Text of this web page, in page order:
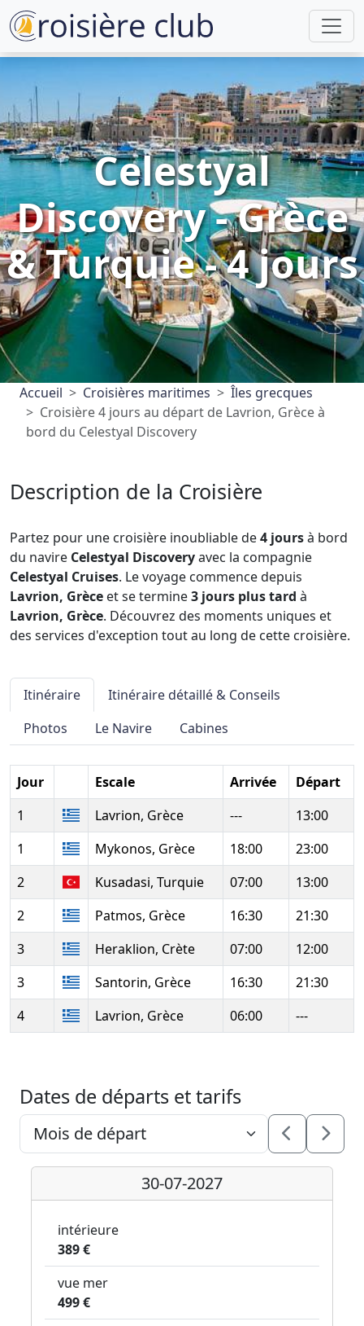
Celestyal
Discovery - Grèce
& Turquie - 4 jours
Accueil Croisières maritimes
Îles grecques
Croisière 4 jours au départ de Lavrion, Grèce à
bord du Celestyal Discovery
Description de la Croisière
Partez pour une croisière inoubliable de4 joursà bord
du navire Celestyal Discoveryavec la compagnie
Celestyal Cruises. Le voyage commence depuis
Lavrion, Grèce et se termine3 jours plus tard à
Lavrion, Grèce. Découvrez des moments uniques et
des services d'exception tout au long de cette croisière.
Itinéraire
Itinéraire détaillé & Conseils
Photos
Le Navire Cabines
Jour Escale Arrivée
Départ
1
Lavrion, Grèce ---
13:00
1
Mykonos, Grèce 18:00
23:00
2
Kusadasi, Turquie 07:00
13:00
2
Patmos, Grèce 16:30
21:30
3
Heraklion, Crète 07:00
12:00
3
Santorin, Grèce 16:30
21:30
4
Lavrion, Grèce 06:00 ---
Dates de départs et tarifs
30-07-2027
intérieure
389 €
vue mer
499 €